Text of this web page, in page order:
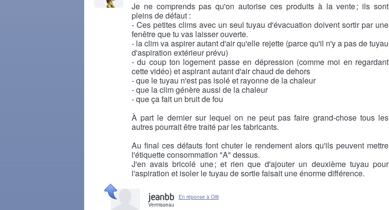
Je ne comprends pas qu'on autorise ces produits à la vente ; ils sont
pleins de défaut :
- Ces petites clims avec un seul tuyau d'évacuation doivent sortir par une
fenêtre que tu vas laisser ouverte.
- la clim va aspirer autant d'air qu'elle rejette (parce qu'il n'y a pas de tuyau
d'aspiration extérieur prévu)
- du coup ton logement passe en dépression (comme moi en regardant
cette vidéo) et aspirant autant d'air chaud de dehors
- que le tuyau n'est pas isolé et rayonne de la chaleur
- que la clim génère aussi de la chaleur
- que ça fait un bruit de fou
À part le dernier sur lequel on ne peut pas faire grand-chose tous les
autres pourrait être traité par les fabricants.
Au final ces défauts font chuter le rendement alors qu'ils peuvent mettre
l'étiquette consommation "A" dessus.
J'en avais bricolé une ; et rien que d'ajouter un deuxième tuyau pour
l'aspiration et isoler le tuyau de sortie faisait une énorme différence.
Il y a 1 mois
jeanbb
En réponse à Olili
Vermisseau